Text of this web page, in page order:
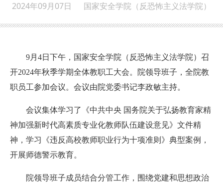
2024年09月07日 国家安全学院（反恐怖主义法学院）
9月4日下午，国家安全学院（反恐怖主义法学院）召
开2024年秋季学期全体教职工大会。院领导班子，全院教
职员工参加会议。会议由院党委书记李政敏主持。
会议集体学习了《中共中央 国务院关于弘扬教育家精
神加强新时代高素质专业化教师队伍建设意见》文件精
神，学习《违反高校教师职业行为十项准则》典型案例，
开展师德警示教育。
院领导班子成员结合分管工作，围绕党建和思想政治